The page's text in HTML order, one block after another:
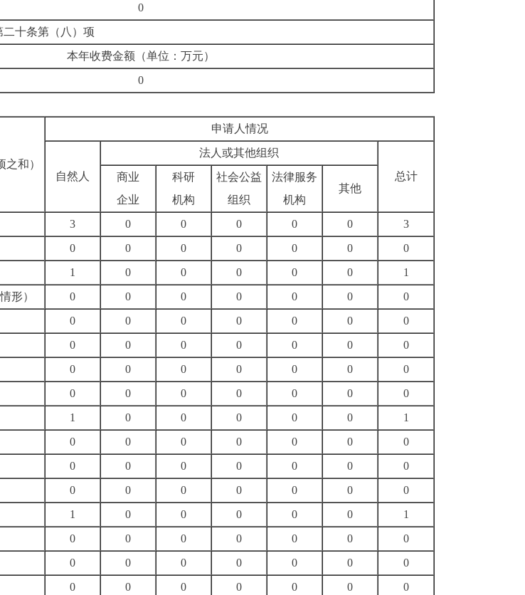
0
二十条第（八）项
本年收费金额（单位：万元）
0
和）
申请人情况
自然人
法人或其他组织
总计
商业
企业
科研
机构
社会公益
组织
法律服务
机构
其他
3 0 0 0 0 0
3
0 0 0 0 0 0 0
1 0 0 0 0 0
1
形） 0 0 0 0 0 0 0
0 0 0 0 0 0
0
0 0 0 0 0 0
0
0 0 0 0 0 0
0
0 0 0 0 0 0
0
1 0 0 0 0 0
1
0 0 0 0 0 0
0
0 0 0 0 0 0
0
0 0 0 0 0 0 0
1 0 0 0 0 0
1
0 0 0 0 0 0
0
0 0 0 0 0 0 0
0 0 0 0 0 0
0